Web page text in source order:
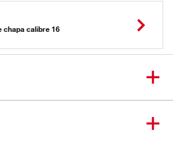
chapa calibre 16